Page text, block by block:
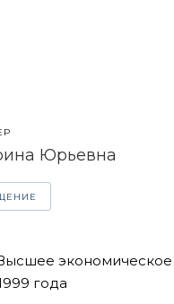
Юрьевна
экономическое
года